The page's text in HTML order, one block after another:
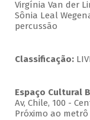
Virgínia Van der
Sônia Leal
percussão
Classificação:
Espaço Cultural
Av, Chile, 100 -
Próximo ao metrô